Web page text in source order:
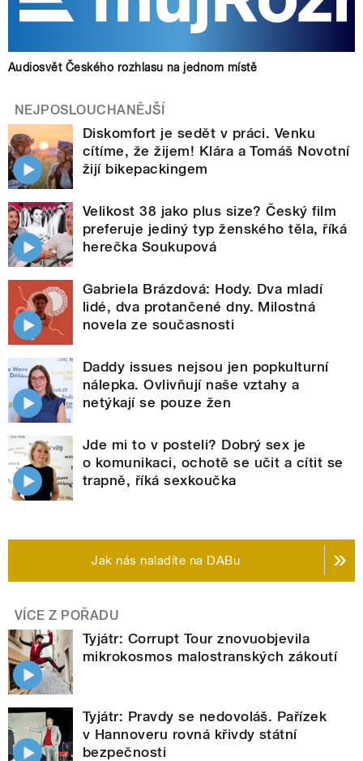
Audiosvět Českého rozhlasu na jednom místě
NEJPOSLOUCHANĚJŠÍ
Diskomfort je sedět v práci. Venku
cítíme, že žijem! Klára a Tomáš Novotní
žijí bikepackingem
Velikost 38 jako plus size? Český film
preferuje jediný typ ženského těla, říká
herečka Soukupová
Gabriela Brázdová: Hody. Dva mladí
lidé, dva protančené dny. Milostná
novela ze současnosti
Daddy issues nejsou jen popkulturní
nálepka. Ovlivňují naše vztahy a
netýkají se pouze žen
Jde mi to v posteli? Dobrý sex je
o komunikaci, ochotě se učit a cítit se
trapně, říká sexkoučka
Jak nás naladíte na DABu
VÍCE Z POŘADU
Tyjátr: Corrupt Tour znovuobjevila
mikrokosmos malostranských zákoutí
Tyjátr: Pravdy se nedovoláš. Pařízek
v Hannoveru rovná křivdy státní
bezpečnosti